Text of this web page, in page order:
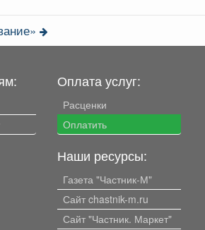
Оплата услуг:
Расценки
Оплатить
Наши ресурсы:
Газета "Частник-М"
Сайт chastnik-m.ru
Сайт "Частник. Маркет"